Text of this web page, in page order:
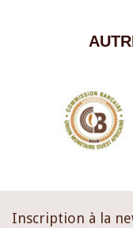
Inscription à la